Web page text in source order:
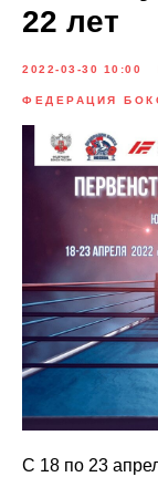
22 лет
2022-03-30 10:00
ФЕДЕРАЦИЯ
С 18 по 23